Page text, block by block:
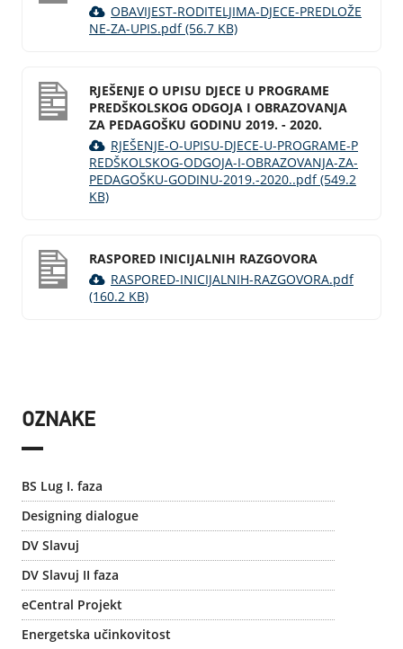
OBAVIJEST-RODITELJIMA-DJECE-PREDLOŽE
NE-ZA-UPIS.pdf (56.7 KB)
RJEŠENJE O UPISU DJECE U PROGRAME
PREDŠKOLSKOG ODGOJA I OBRAZOVANJA
ZA PEDAGOŠKU GODINU 2019. - 2020.
RJEŠENJE-O-UPISU-DJECE-U-PROGRAME-P
REDŠKOLSKOG-ODGOJA-I-OBRAZOVANJA-ZA-
PEDAGOŠKU-GODINU-2019.-2020..pdf (549.2
KB)
RASPORED INICIJALNIH RAZGOVORA
RASPORED-INICIJALNIH-RAZGOVORA.pdf
(160.2 KB)
OZNAKE
BS Lug I. faza
Designing dialogue
DV Slavuj
DV Slavuj II faza
eCentral Projekt
Energetska učinkovitost